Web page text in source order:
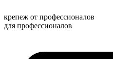
к
содержимому
крепеж от профессионалов
для профессионалов